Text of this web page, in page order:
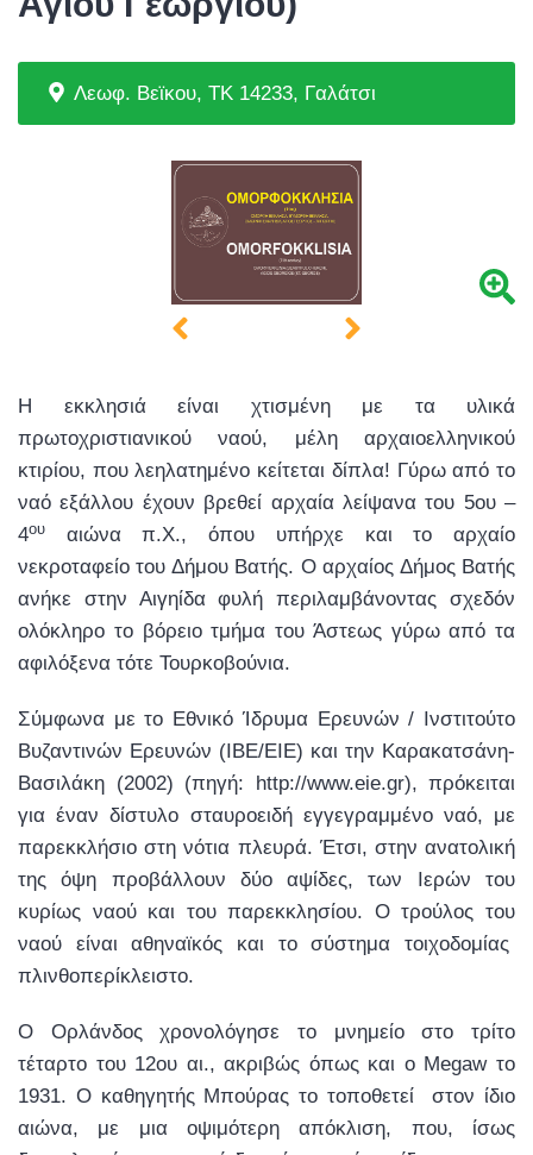
Λεωφ. Βεϊκου, ΤΚ 14233, Γαλάτσι
Η εκκλησιά είναι χτισμένη με τα υλικά
πρωτοχριστιανικού ναού, μέλη αρχαιοελληνικού
κτιρίου, που λεηλατημένο κείτεται δίπλα! Γύρω από το
ναό εξάλλου έχουν βρεθεί αρχαία λείψανα του 5ου –
4ου
αιώνα π.Χ., όπου υπήρχε και το αρχαίο
νεκροταφείο του Δήμου Βατής. Ο αρχαίος Δήμος Βατής
ανήκε στην Αιγηίδα φυλή περιλαμβάνοντας σχεδόν
ολόκληρο το βόρειο τμήμα του Άστεως γύρω από τα
αφιλόξενα τότε Τουρκοβούνια.
Σύμφωνα με το Εθνικό Ίδρυμα Ερευνών / Ινστιτούτο
Βυζαντινών Ερευνών (ΙΒΕ/ΕΙΕ) και την Καρακατσάνη-
Βασιλάκη (2002) (πηγή: http://www.eie.gr), πρόκειται
για έναν δίστυλο σταυροειδή εγγεγραμμένο ναό, με
παρεκκλήσιο στη νότια πλευρά. Έτσι, στην ανατολική
της όψη προβάλλουν δύο αψίδες, των Ιερών του
κυρίως ναού και του παρεκκλησίου. Ο τρούλος του
ναού είναι αθηναϊκός και το σύστημα τοιχοδομίας
πλινθοπερίκλειστο.
Ο Ορλάνδος χρονολόγησε το μνημείο στο τρίτο
τέταρτο του 12ου αι., ακριβώς όπως και ο Megaw το
1931. Ο καθηγητής Μπούρας το τοποθετεί στον ίδιο
αιώνα, με μια οψιμότερη απόκλιση, που, ίσως